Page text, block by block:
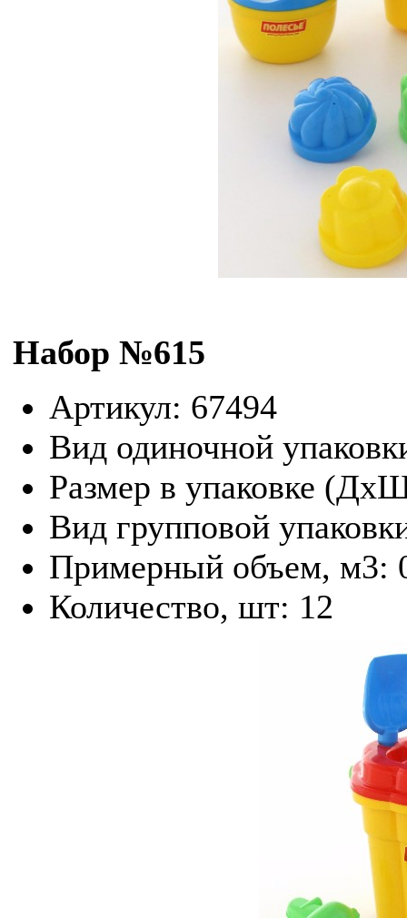
Набор №615
Артикул: 67494
Вид одиночной
Размер в упаковке
Вид групповой
Примерный объем, м3:
Количество, шт: 12